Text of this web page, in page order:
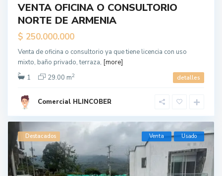
VENTA OFICINA O CONSULTORIO
NORTE DE ARMENIA
$ 250.000.000
Venta de oficina o consultorio ya que tiene licencia con uso
mixto, baño privado, terraza, [more]
1
29.00 m2 detalles
Comercial HLINCOBER
Destacados Venta Usado